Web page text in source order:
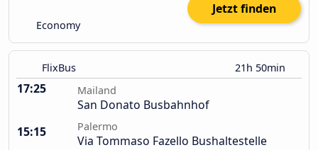
Economy
Jetzt finden
FlixBus 21h 50min
17:25 Mailand
San Donato Busbahnhof
15:15
Palermo
Via Tommaso Fazello Bushaltestelle